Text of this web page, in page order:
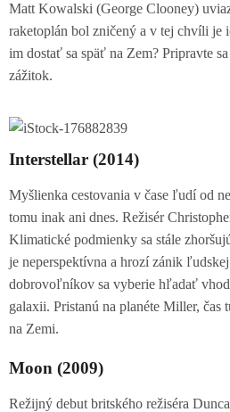
Matt Kowalski (George Clooney)
raketoplán bol zničený a v tej chvíli je
im dostať sa späť na Zem? Pripravte
zážitok.
Interstellar (2014)
Myšlienka cestovania v čase ľudí od
tomu inak ani dnes. Režisér
Klimatické podmienky sa stále
je neperspektívna a hrozí zánik
dobrovoľníkov sa vyberie hľadať
galaxii. Pristanú na planéte Miller, čas
na Zemi.
Moon (2009)
Režijný debut britského režiséra